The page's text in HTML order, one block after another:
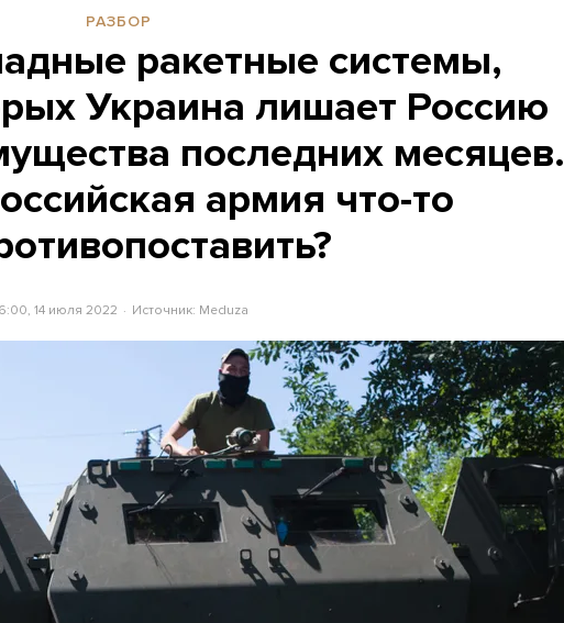
РАЗБОР
ракетные системы,
Украина лишает Россию
последних месяцев.
армия что-то
14 июля 2022 Источник: Meduza